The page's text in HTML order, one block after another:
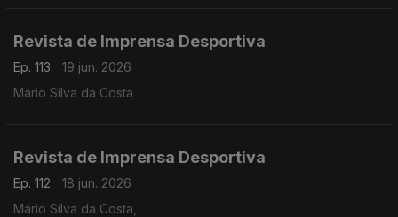
Revista de Imprensa Desportiva
Ep. 113
19 jun. 2026
Mário Silva da Costa
Revista de Imprensa Desportiva
Ep. 112
18 jun. 2026
Mário Silva da Costa,